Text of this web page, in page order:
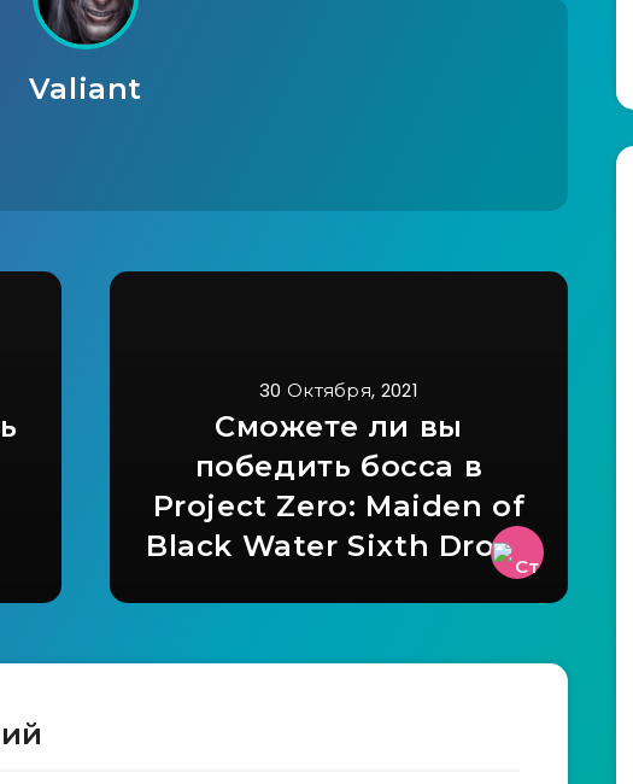
Valiant
30 Октября, 2021
Сможете ли вы
победить босса в
Project Zero: Maiden of
Black Water Sixth Drop?